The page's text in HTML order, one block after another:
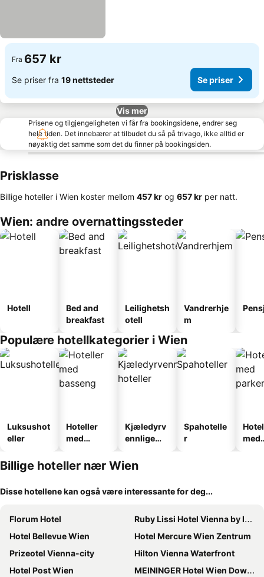
Fra 657 kr
Se priser fra 19 nettsteder Se priser
Vis mer
Prisene og tilgjengeligheten vi får fra bookingsidene, endrer seg
hele tiden. Det innebærer at tilbudet du så på trivago, ikke alltid er
nøyaktig det samme som det du finner på bookingsiden.
Prisklasse
Billige hoteller i Wien koster mellom ‎457 kr og ‎657 kr per natt.
Wien: andre overnattingssteder
Hotell
Bed and
breakfast
Leilighetsh
otell
Vandrerhje
m
Populære hotellkategorier i Wien
Luksushot
eller
Hoteller
med
Kjæledyrv
ennlige
Spahotelle
r
med
Billige hoteller nær Wien
Disse hotellene kan også være interessante for deg...
Florum Hotel
Ruby Lissi Hotel Vienna by IHG
Hotel Bellevue Wien
Hotel Mercure Wien Zentrum
Prizeotel Vienna-city
Hilton Vienna Waterfront
Hotel Post Wien
MEININGER Hotel Wien Downtown Franz